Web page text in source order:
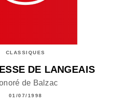
CLASSIQUES
DE LANGEAIS
de Balzac
01/07/1998